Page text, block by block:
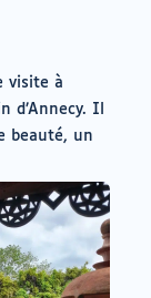
visite à
d’Annecy. Il
beauté, un